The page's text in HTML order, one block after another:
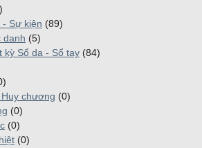
Sự kiện (89)
danh (5)
kỳ Sổ da - Sổ tay (84)
chương (0)
(0)
(0)
(0)